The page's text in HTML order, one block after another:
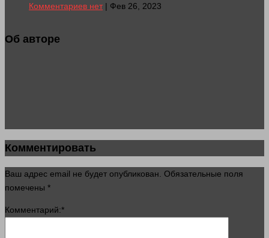
Комментариев нет| Фев 26, 2023
Об авторе
Комментировать
Ваш адрес email не будет опубликован. Обязательные поля
помечены *
Комментарий:*